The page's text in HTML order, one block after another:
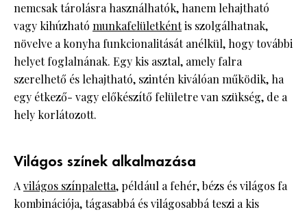
nemcsak tárolásra használhatók, hanem lehajtható
vagy kihúzható munkafelületkéntis szolgálhatnak,
növelve a konyha funkcionalitását anélkül, hogy további
helyet foglalnának. Egy kis asztal, amely falra
szerelhető és lehajtható, szintén kiválóan működik, ha
egy étkező- vagy előkészítő felületre van szükség, de a
hely korlátozott.
Világos színek alkalmazása
Avilágos színpaletta, például a fehér, bézs és világos fa
kombinációja, tágasabbá és világosabbá teszi a kis